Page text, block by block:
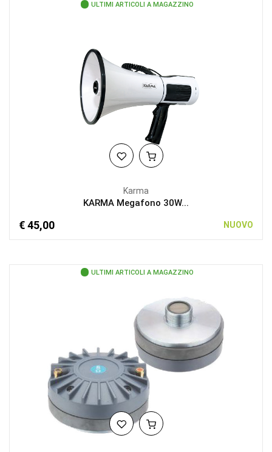
ULTIMI ARTICOLI A MAGAZZINO
Karma
KARMA Megafono 30W...
€ 45,00 NUOVO
ULTIMI ARTICOLI A MAGAZZINO